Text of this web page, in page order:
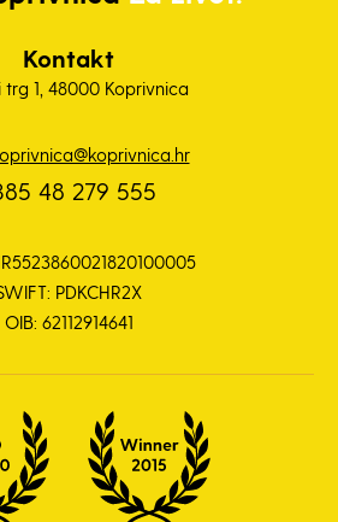
Kontakt
trg 1, 48000 Koprivnica
48 279 555
PDKCHR2X
OIB: 62112914641